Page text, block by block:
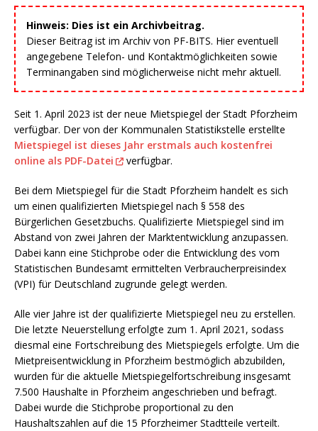
Hinweis: Dies ist ein Archivbeitrag.
Dieser Beitrag ist im Archiv von PF-BITS. Hier eventuell
angegebene Telefon- und Kontaktmöglichkeiten sowie
Terminangaben sind möglicherweise nicht mehr aktuell.
Seit 1. April 2023 ist der neue Mietspiegel der Stadt Pforzheim
verfügbar. Der von der Kommunalen Statistikstelle erstellte
Mietspiegel ist dieses Jahr erstmals auch kostenfrei
online als PDF-Datei
verfügbar.
Bei dem Mietspiegel für die Stadt Pforzheim handelt es sich
um einen qualifizierten Mietspiegel nach § 558 des
Bürgerlichen Gesetzbuchs. Qualifizierte Mietspiegel sind im
Abstand von zwei Jahren der Marktentwicklung anzupassen.
Dabei kann eine Stichprobe oder die Entwicklung des vom
Statistischen Bundesamt ermittelten Verbraucherpreisindex
(VPI) für Deutschland zugrunde gelegt werden.
Alle vier Jahre ist der qualifizierte Mietspiegel neu zu erstellen.
Die letzte Neuerstellung erfolgte zum 1. April 2021, sodass
diesmal eine Fortschreibung des Mietspiegels erfolgte. Um die
Mietpreisentwicklung in Pforzheim bestmöglich abzubilden,
wurden für die aktuelle Mietspiegelfortschreibung insgesamt
7.500 Haushalte in Pforzheim angeschrieben und befragt.
Dabei wurde die Stichprobe proportional zu den
Haushaltszahlen auf die 15 Pforzheimer Stadtteile verteilt.